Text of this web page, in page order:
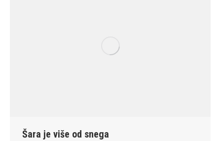
Šara je više od snega